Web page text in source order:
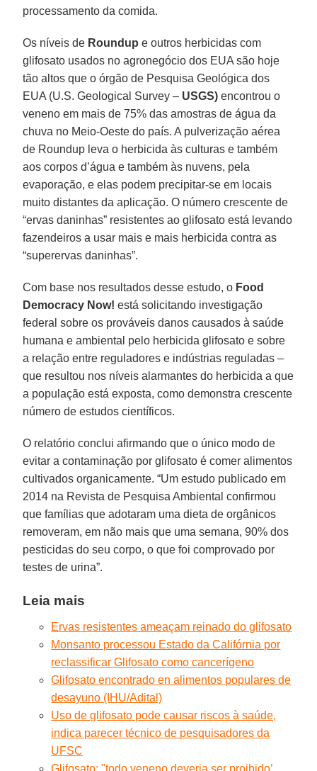
processamento da comida.
Os níveis de Roundup e outros herbicidas com
glifosato usados no agronegócio dos EUA são hoje
tão altos que o órgão de Pesquisa Geológica dos
EUA (U.S. Geological Survey – USGS) encontrou o
veneno em mais de 75% das amostras de água da
chuva no Meio-Oeste do país. A pulverização aérea
de Roundup leva o herbicida às culturas e também
aos corpos d’água e também às nuvens, pela
evaporação, e elas podem precipitar-se em locais
muito distantes da aplicação. O número crescente de
“ervas daninhas” resistentes ao glifosato está levando
fazendeiros a usar mais e mais herbicida contra as
“superervas daninhas”.
Com base nos resultados desse estudo, o Food
Democracy Now! está solicitando investigação
federal sobre os prováveis danos causados à saúde
humana e ambiental pelo herbicida glifosato e sobre
a relação entre reguladores e indústrias reguladas –
que resultou nos níveis alarmantes do herbicida a que
a população está exposta, como demonstra crescente
número de estudos científicos.
O relatório conclui afirmando que o único modo de
evitar a contaminação por glifosato é comer alimentos
cultivados organicamente. “Um estudo publicado em
2014 na Revista de Pesquisa Ambiental confirmou
que famílias que adotaram uma dieta de orgânicos
removeram, em não mais que uma semana, 90% dos
pesticidas do seu corpo, o que foi comprovado por
testes de urina”.
Leia mais
Ervas resistentes ameaçam reinado do glifosato
Monsanto processou Estado da Califórnia por
reclassificar Glifosato como cancerígeno
Glifosato encontrado en alimentos populares de
desayuno (IHU/Adital)
Uso de glifosato pode causar riscos à saúde,
indica parecer técnico de pesquisadores da
UFSC
Glifosato: "todo veneno deveria ser proibido’.